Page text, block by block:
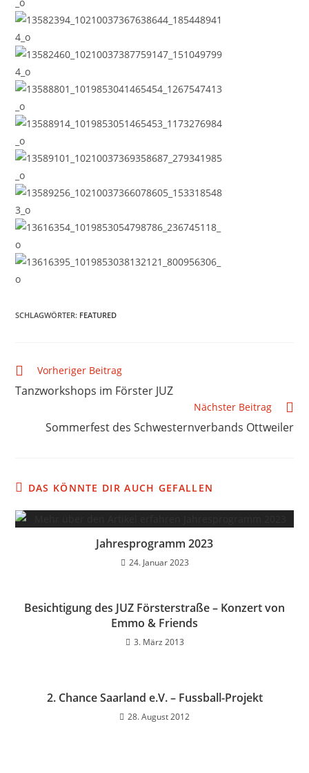
SCHLAGWÖRTER: FEATURED
Vorheriger Beitrag
Tanzworkshops im Förster JUZ
Nächster Beitrag
Sommerfest des Schwesternverbands Ottweiler
DAS KÖNNTE DIR AUCH GEFALLEN
Jahresprogramm 2023
24. Januar 2023
Besichtigung des JUZ Försterstraße – Konzert von
Emmo & Friends
3. März 2013
2. Chance Saarland e.V. – Fussball-Projekt
28. August 2012